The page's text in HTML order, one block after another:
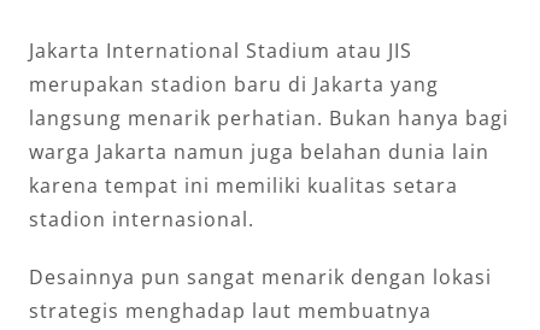
Jakarta International Stadium atau JIS
merupakan stadion baru di Jakarta yang
langsung menarik perhatian. Bukan hanya bagi
warga Jakarta namun juga belahan dunia lain
karena tempat ini memiliki kualitas setara
stadion internasional.
Desainnya pun sangat menarik dengan lokasi
strategis menghadap laut membuatnya